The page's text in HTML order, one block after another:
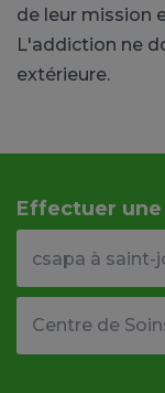
de leur mission
L'addiction ne
extérieure.
Effectuer